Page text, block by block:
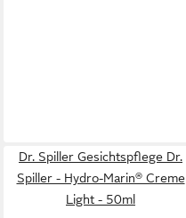
Dr. Spiller Gesichtspflege Dr.
Spiller - Hydro-Marin® Creme
Light - 50ml